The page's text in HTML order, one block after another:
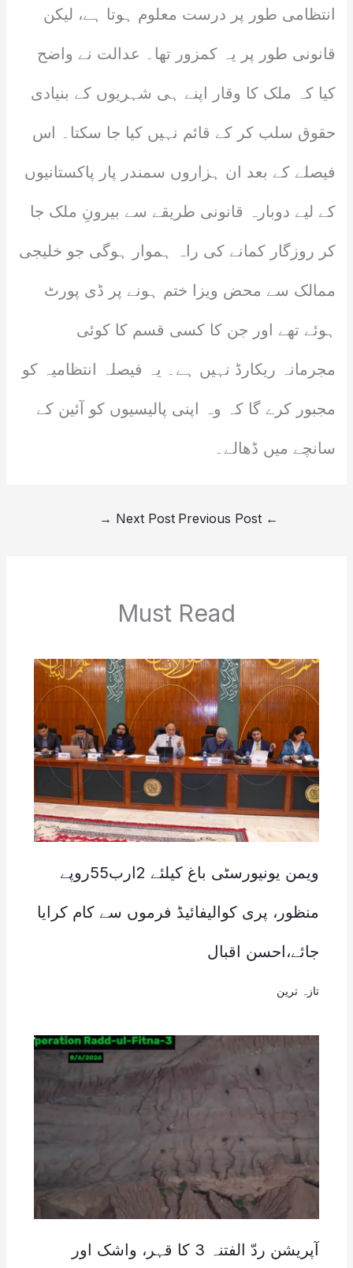
انتظامی طور پر درست معلوم ہوتا ہے، لیکن
قانونی طور پر یہ کمزور تھا۔ عدالت نے واضح
کیا کہ ملک کا وقار اپنے ہی شہریوں کے بنیادی
حقوق سلب کر کے قائم نہیں کیا جا سکتا۔ اس
فیصلے کے بعد ان ہزاروں سمندر پار پاکستانیوں
کے لیے دوبارہ قانونی طریقے سے بیرونِ ملک جا
کر روزگار کمانے کی راہ ہموار ہوگی جو خلیجی
ممالک سے محض ویزا ختم ہونے پر ڈی پورٹ
ہوئے تھے اور جن کا کسی قسم کا کوئی
مجرمانہ ریکارڈ نہیں ہے۔ یہ فیصلہ انتظامیہ کو
مجبور کرے گا کہ وہ اپنی پالیسیوں کو آئین کے
سانچے میں ڈھالے۔
←
Next Post
→
Must Read
ویمن یونیورسٹی باغ کیلئے 2ارب55روپے
منظور، پری کوالیفائیڈ فرموں سے کام کرایا
جائے،احسن اقبال
تازہ ترین
آپریشن ردّ الفتنہ 3 کا قہر، واشک اور